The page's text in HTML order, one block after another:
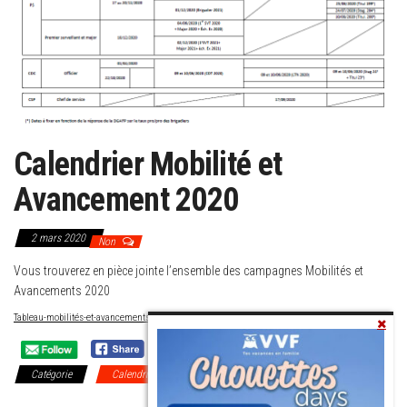
Calendrier Mobilité et
Avancement 2020
2 mars 2020 Non
Vous trouverez en pièce jointe l’ensemble des campagnes Mobilités et
Avancements 2020
Tableau-mobilités-et-avancements-2020 Télécharger
Catégorie Calendrier Mobilités/Campagnes